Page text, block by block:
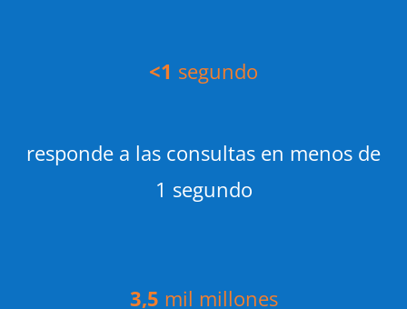
<1 segundo
responde a las consultas en menos de
1 segundo
3,5 mil millones